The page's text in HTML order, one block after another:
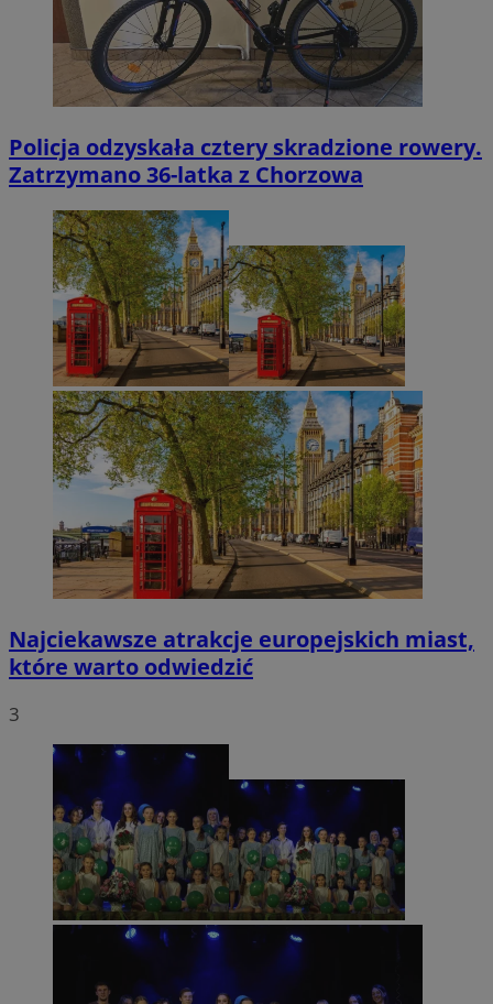
Policja odzyskała cztery skradzione rowery.
Zatrzymano 36-latka z Chorzowa
Najciekawsze atrakcje europejskich miast,
które warto odwiedzić
3